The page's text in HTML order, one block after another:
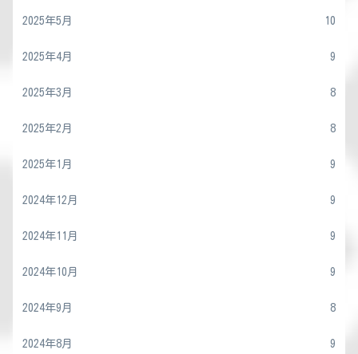
2025年5月 10
2025年4月 9
2025年3月 8
2025年2月 8
2025年1月 9
2024年12月 9
2024年11月 9
2024年10月 9
2024年9月 8
2024年8月 9